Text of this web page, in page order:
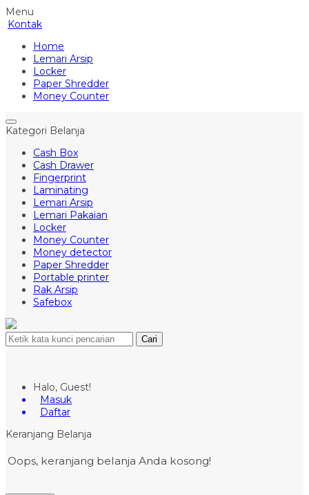
Menu
Kontak
Home
Lemari Arsip
Locker
Paper Shredder
Money Counter
Kategori Belanja
Cash Box
Cash Drawer
Fingerprint
Laminating
Lemari Arsip
Lemari Pakaian
Locker
Money Counter
Money detector
Paper Shredder
Portable printer
Rak Arsip
Safebox
Cari
Halo, Guest!
Masuk
Daftar
Keranjang Belanja
Oops, keranjang belanja Anda kosong!